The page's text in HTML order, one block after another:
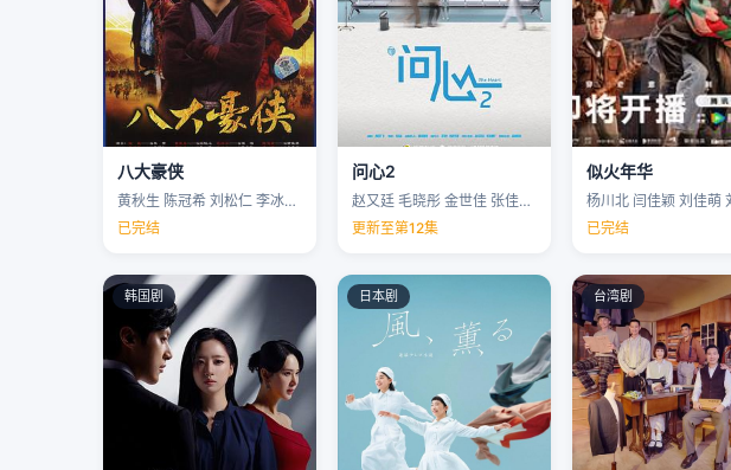
八大豪侠
黄秋生 陈冠希 刘松仁 李冰冰 …
已完结
问心2
赵又廷 毛晓彤 金世佳 张佳宁 …
更新至第12集
似火年华
已完结
韩国剧 日本剧 台湾剧